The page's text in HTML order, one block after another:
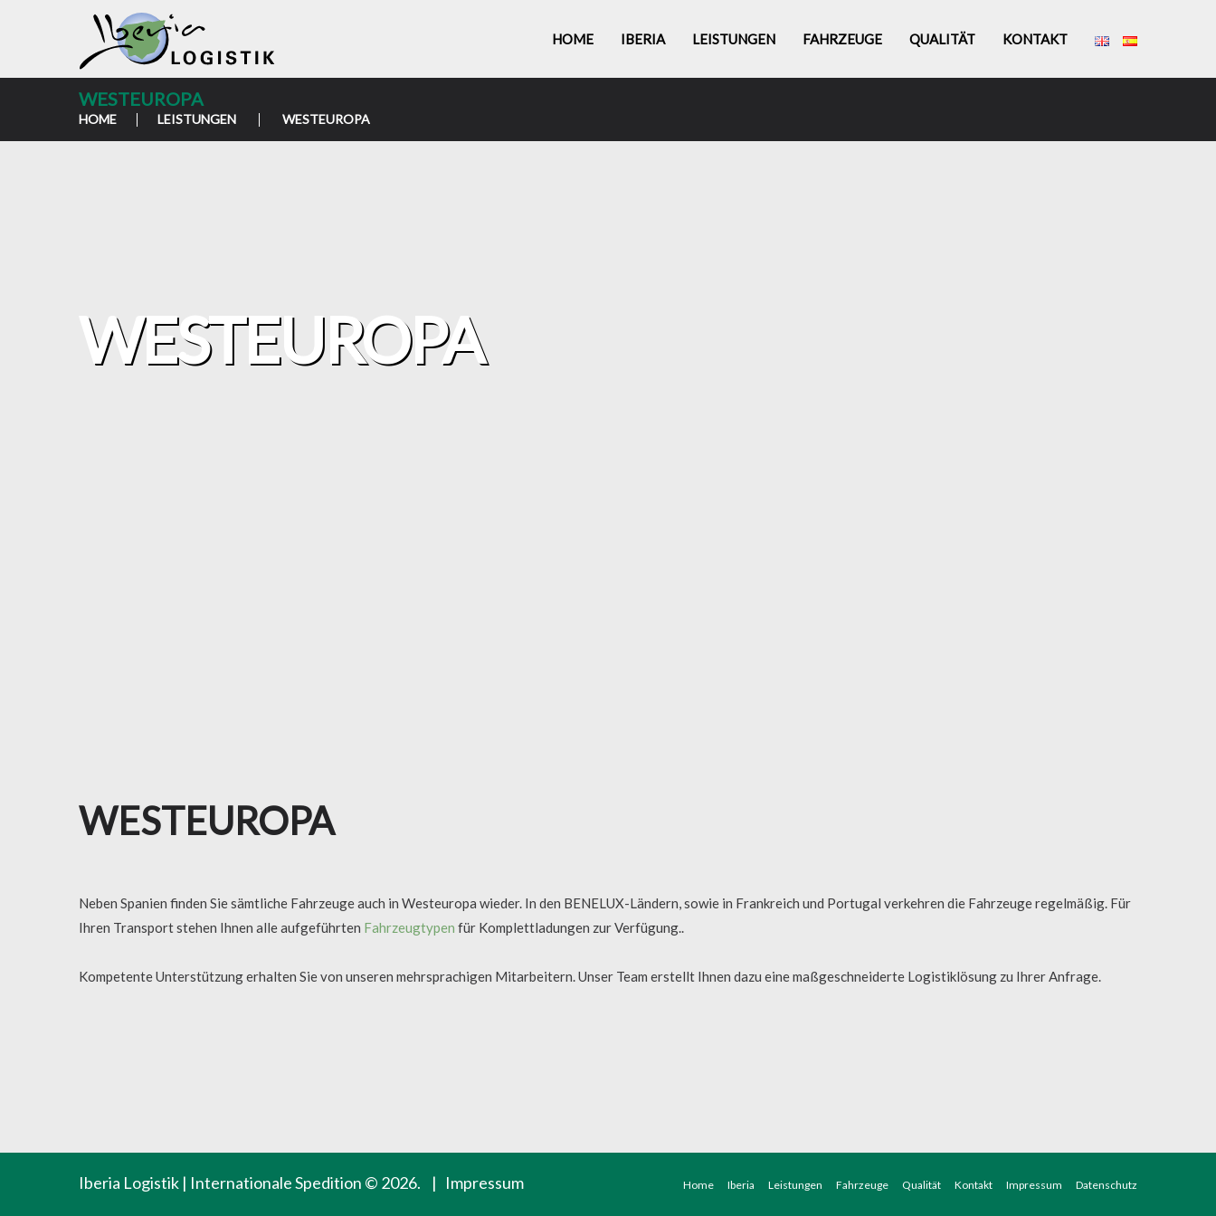
HOME IBERIA LEISTUNGEN FAHRZEUGE QUALITÄT KONTAKT
WESTEUROPA
HOME LEISTUNGEN WESTEUROPA
WESTEUROPA
WESTEUROPA
Neben Spanien finden Sie sämtliche Fahrzeuge auch in Westeuropa wieder. In den BENELUX-Ländern, sowie in Frankreich und Portugal verkehren die Fahrzeuge regelmäßig. Für
Ihren Transport stehen Ihnen alle aufgeführten Fahrzeugtypen für Komplettladungen zur Verfügung..
Kompetente Unterstützung erhalten Sie von unseren mehrsprachigen Mitarbeitern. Unser Team erstellt Ihnen dazu eine maßgeschneiderte Logistiklösung zu Ihrer Anfrage.
Iberia Logistik | Internationale Spedition © 2026. | Impressum Home Iberia Leistungen Fahrzeuge Qualität Kontakt Impressum Datenschutz